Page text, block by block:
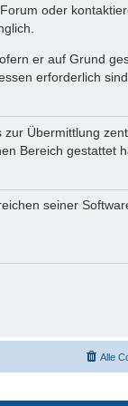
oder
er auf Grund
erforderlich sind.
Übermittlung
Bereich gestattet
seiner
Alle